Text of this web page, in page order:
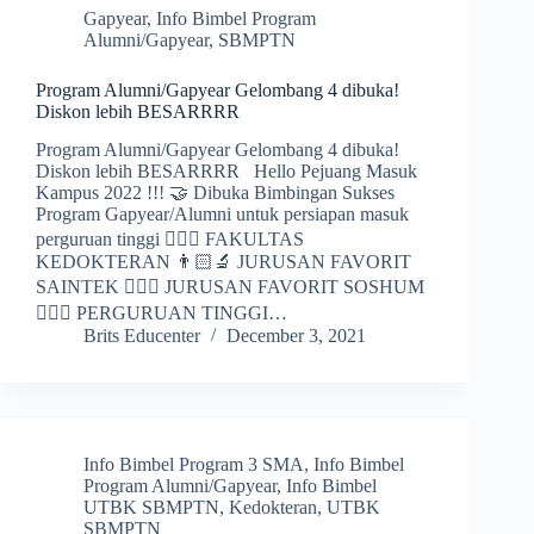
Gapyear, Info Bimbel Program
Alumni/Gapyear, SBMPTN
Program Alumni/Gapyear Gelombang 4 dibuka!
Diskon lebih BESARRRR
Program Alumni/Gapyear Gelombang 4 dibuka!
Diskon lebih BESARRRR Hello Pejuang Masuk
Kampus 2022 !!! 🤝 Dibuka Bimbingan Sukses
Program Gapyear/Alumni untuk persiapan masuk
perguruan tinggi 👩🏻‍⚕️ FAKULTAS
KEDOKTERAN 👨🏻‍🔬 JURUSAN FAVORIT
SAINTEK 👩🏻‍⚖️ JURUSAN FAVORIT SOSHUM
👨🏼‍✈️ PERGURUAN TINGGI…
Brits Educenter
December 3, 2021
Info Bimbel Program 3 SMA, Info Bimbel
Program Alumni/Gapyear, Info Bimbel
UTBK SBMPTN, Kedokteran, UTBK
SBMPTN